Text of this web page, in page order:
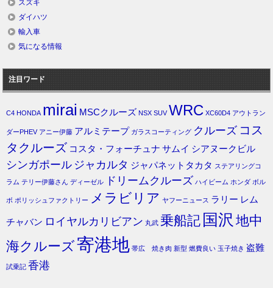
スズキ
ダイハツ
輸入車
気になる情報
注目ワード
C4 HONDA mirai MSCクルーズ NSX SUV WRC XC60D4 アウトラン
ダーPHEV アニー伊藤 アルミテープ ガラスコーティング クルーズ コス
タクルーズ コスタ・フォーチュナ サムイ シアヌークビル
シンガポール ジャカルタ ジャパネットタカタ ステアリングコ
ラム テリー伊藤さん ディーゼル ドリームクルーズ ハイビーム ホンダ ボル
ボ ポリッシュファクトリー メラビリア ヤフーニュース ラリー レム
チャバン ロイヤルカリビアン 丸武 乗船記 国沢 地中
海クルーズ寄港地 帯広 焼き肉 新型 燃費良い 玉子焼き 盗難
試乗記 香港